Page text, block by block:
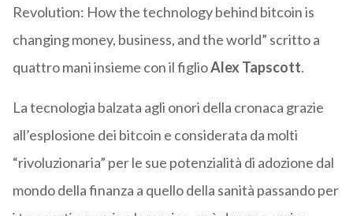
Revolution: How the technology behind bitcoin is
changing money, business, and the world” scritto a
quattro mani insieme con il figlioAlex Tapscott.
La tecnologia balzata agli onori della cronaca grazie
all’esplosione dei bitcoin e considerata da molti
“rivoluzionaria” per le sue potenzialità di adozione dal
mondo della finanza a quello della sanità passando per